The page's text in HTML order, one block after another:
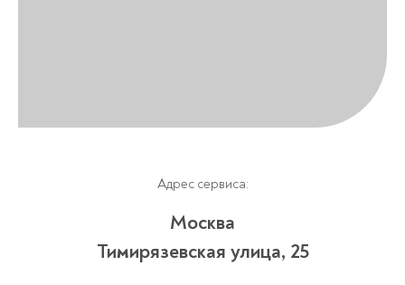
Адрес сервиса:
Москва
Тимирязевская улица, 25